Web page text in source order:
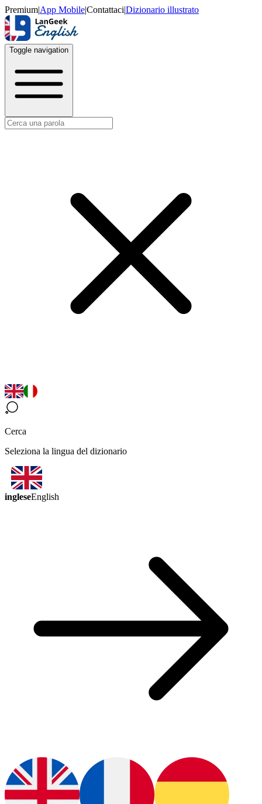
Premium|App Mobile|Contattaci|Dizionario illustrato
Toggle navigation
Cerca
Seleziona la lingua del dizionario
ingleseEnglish